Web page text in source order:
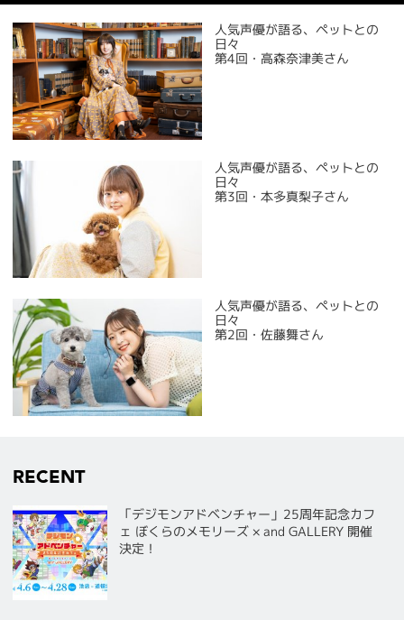
人気声優が語る、ペットとの
日々
第4回・高森奈津美さん
人気声優が語る、ペットとの
日々
第3回・本多真梨子さん
人気声優が語る、ペットとの
日々
第2回・佐藤舞さん
RECENT
「デジモンアドベンチャー」25周年記念カフ
ェ ぼくらのメモリーズ × and GALLERY 開催
決定！